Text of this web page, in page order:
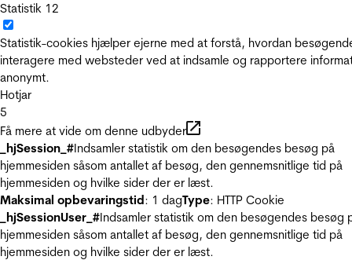
Statistik 12
Statistik-cookies hjælper ejerne med at forstå, hvordan
interagere med websteder ved at indsamle og rapportere
anonymt.
Hotjar
5
Få mere at vide om denne udbyder
_hjSession_#Indsamler statistik om den besøgendes besøg på
hjemmesiden såsom antallet af besøg, den gennemsnitlige tid på
hjemmesiden og hvilke sider der er læst.
Maksimal opbevaringstid: 1 dagType: HTTP Cookie
_hjSessionUser_#Indsamler statistik om den besøgendes besøg
hjemmesiden såsom antallet af besøg, den gennemsnitlige tid på
hjemmesiden og hvilke sider der er læst.